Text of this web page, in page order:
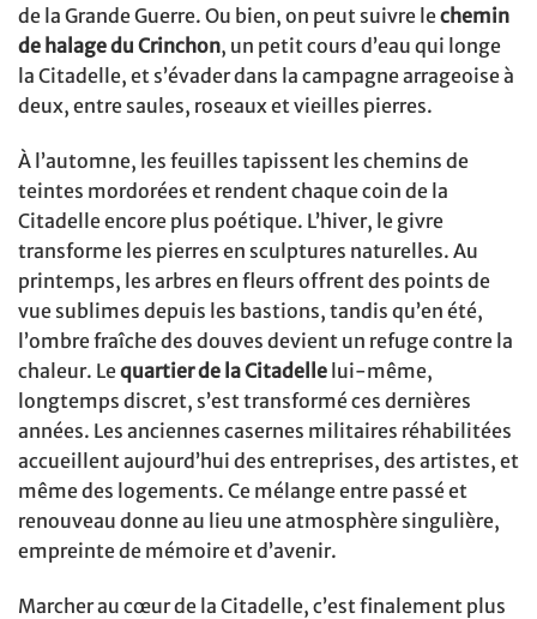
de la Grande Guerre. Ou bien, on peut suivre lechemin
de halage du Crinchon, un petit cours d’eau qui longe
la Citadelle, et s’évader dans la campagne arrageoise à
deux, entre saules, roseaux et vieilles pierres.
À l’automne, les feuilles tapissent les chemins de
teintes mordorées et rendent chaque coin de la
Citadelle encore plus poétique. L’hiver, le givre
transforme les pierres en sculptures naturelles. Au
printemps, les arbres en fleurs offrent des points de
vue sublimes depuis les bastions, tandis qu’en été,
l’ombre fraîche des douves devient un refuge contre la
chaleur. Lequartier de la Citadelle lui-même,
longtemps discret, s’est transformé ces dernières
années. Les anciennes casernes militaires réhabilitées
accueillent aujourd’hui des entreprises, des artistes, et
même des logements. Ce mélange entre passé et
renouveau donne au lieu une atmosphère singulière,
empreinte de mémoire et d’avenir.
Marcher au cœur de la Citadelle, c’est finalement plus